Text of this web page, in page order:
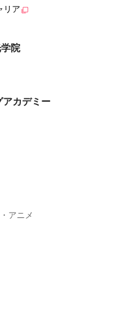
リア
院
アカデミー
アニメ